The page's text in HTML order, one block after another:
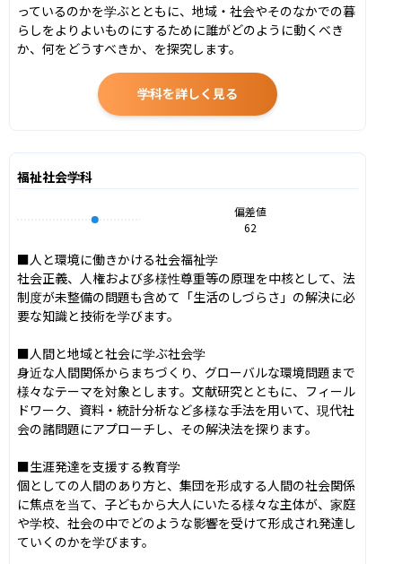
っているのかを学ぶとともに、地域・社会やそのなかでの暮
らしをよりよいものにするために誰がどのように動くべき
か、何をどうすべきか、を探究します。
学科を詳しく見る
福祉社会学科
偏差値
62
■人と環境に働きかける社会福祉学
社会正義、人権および多様性尊重等の原理を中核として、法
制度が未整備の問題も含めて「生活のしづらさ」の解決に必
要な知識と技術を学びます。
■人間と地域と社会に学ぶ社会学
身近な人間関係からまちづくり、グローバルな環境問題まで
様々なテーマを対象とします。文献研究とともに、フィール
ドワーク、資料・統計分析など多様な手法を用いて、現代社
会の諸問題にアプローチし、その解決法を探ります。
■生涯発達を支援する教育学
個としての人間のあり方と、集団を形成する人間の社会関係
に焦点を当て、子どもから大人にいたる様々な主体が、家庭
や学校、社会の中でどのような影響を受けて形成され発達し
ていくのかを学びます。